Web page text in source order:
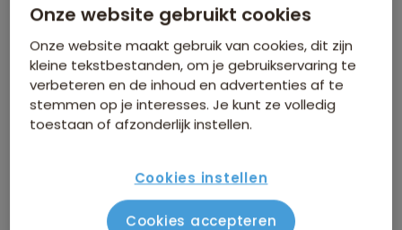
Entreegelden voor alle nationale parken
inbegrepen
Gegarandeerd vertrek op:
18 jun.
17 sep.
Bekijk alle vertrekdata
vanaf 4.379 p.p.
Bekijk reis
Onze website gebruikt cookies
Onze website maakt gebruik van cookies, dit zijn
kleine tekstbestanden, om je gebruikservaring te
verbeteren en de inhoud en advertenties af te
stemmen op je interesses. Je kunt ze volledig
toestaan of afzonderlijk instellen.
Cookies instellen
Cookies accepteren